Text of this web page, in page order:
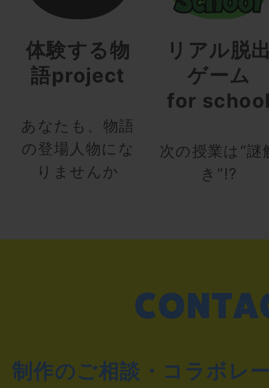
体験する物
語project
あなたも、物語
の登場人物にな
りませんか
リアル脱
ゲーム
for
次の授業は“謎
き”!?
制作のご相談・コラボレ